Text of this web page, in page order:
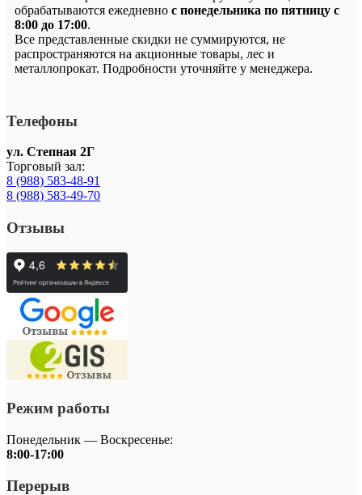
обрабатываются ежедневно с понедельника по пятницу с
8:00 до 17:00.
Все представленные скидки не суммируются, не
распространяются на акционные товары, лес и
металлопрокат. Подробности уточняйте у менеджера.
Телефоны
ул. Степная 2Г
Торговый зал:
8 (988) 583-48-91
8 (988) 583-49-70
Отзывы
Режим работы
Понедельник — Воскресенье:
8:00-17:00
Перерыв